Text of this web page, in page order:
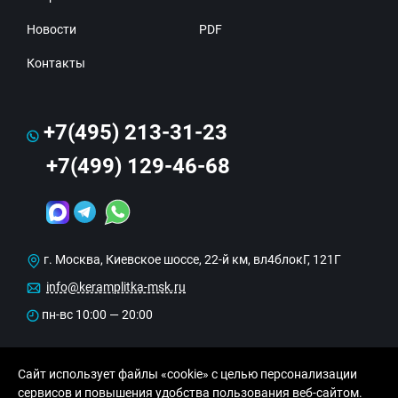
Новости
Контакты
PDF
+7(495) 213-31-23
+7(499) 129-46-68
г. Москва, Киевское шоссе, 22-й км, вл4блокГ, 121Г
info@keramplitka-msk.ru
пн-вс 10:00 — 20:00
Сайт использует файлы «cookie» с целью персонализации
сервисов и повышения удобства пользования веб-сайтом.